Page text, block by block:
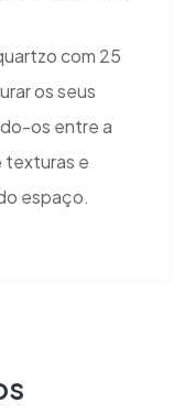
com 25
os seus
os entre a
texturas e
espaço.